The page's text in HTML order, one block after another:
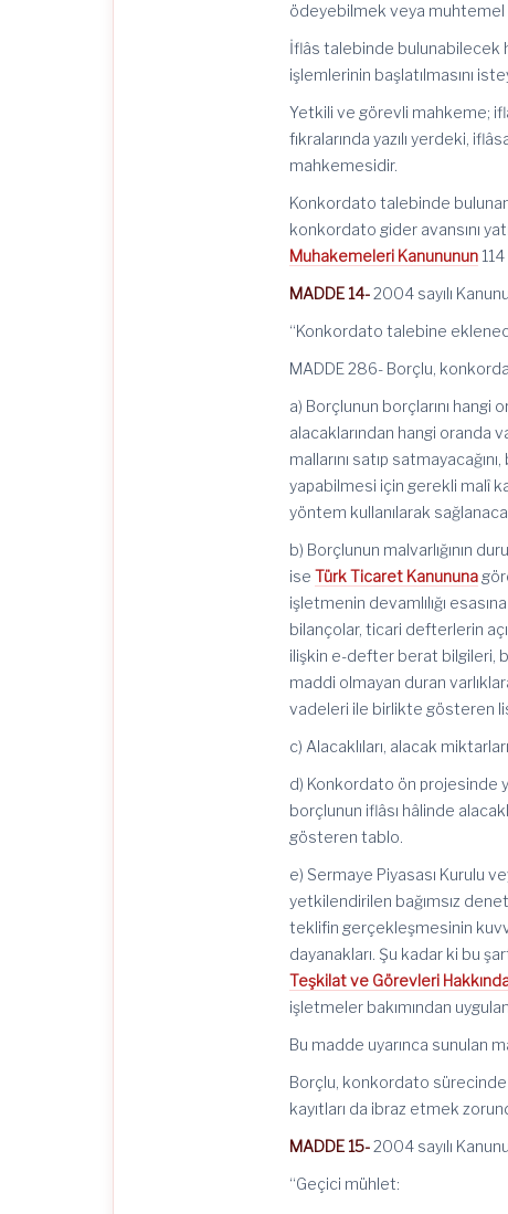
ödeyebilmek veya
İflâs talebinde bulunabilecek
işlemlerinin başlatılmasını
Yetkili ve görevli mahkeme;
fıkralarında yazılı yerdeki,
mahkemesidir.
Konkordato talebinde
konkordato gider avansını
Muhakemeleri Kanununun
MADDE 14-2004 sayılı
“Konkordato talebine
MADDE 286- Borçlu,
a) Borçlunun borçlarını hangi
alacaklarından hangi oranda
mallarını satıp
yapabilmesi için gerekli malî
yöntem kullanılarak
b) Borçlunun malvarlığının
iseTürk Ticaret Kanununa
işletmenin devamlılığı
bilançolar, ticari defterlerin
ilişkin e-defter berat bilgileri,
maddi olmayan duran
vadeleri ile birlikte gösteren
c) Alacaklıları, alacak
d) Konkordato ön projesinde
borçlunun iflâsı hâlinde
gösteren tablo.
e) Sermaye Piyasası Kurulu
yetkilendirilen bağımsız
teklifin gerçekleşmesinin
dayanakları. Şu kadar ki bu
Teşkilat ve Görevleri
işletmeler bakımından
Bu madde uyarınca sunulan
Borçlu, konkordato
kayıtları da ibraz etmek
MADDE 15-2004 sayılı
“Geçici mühlet: